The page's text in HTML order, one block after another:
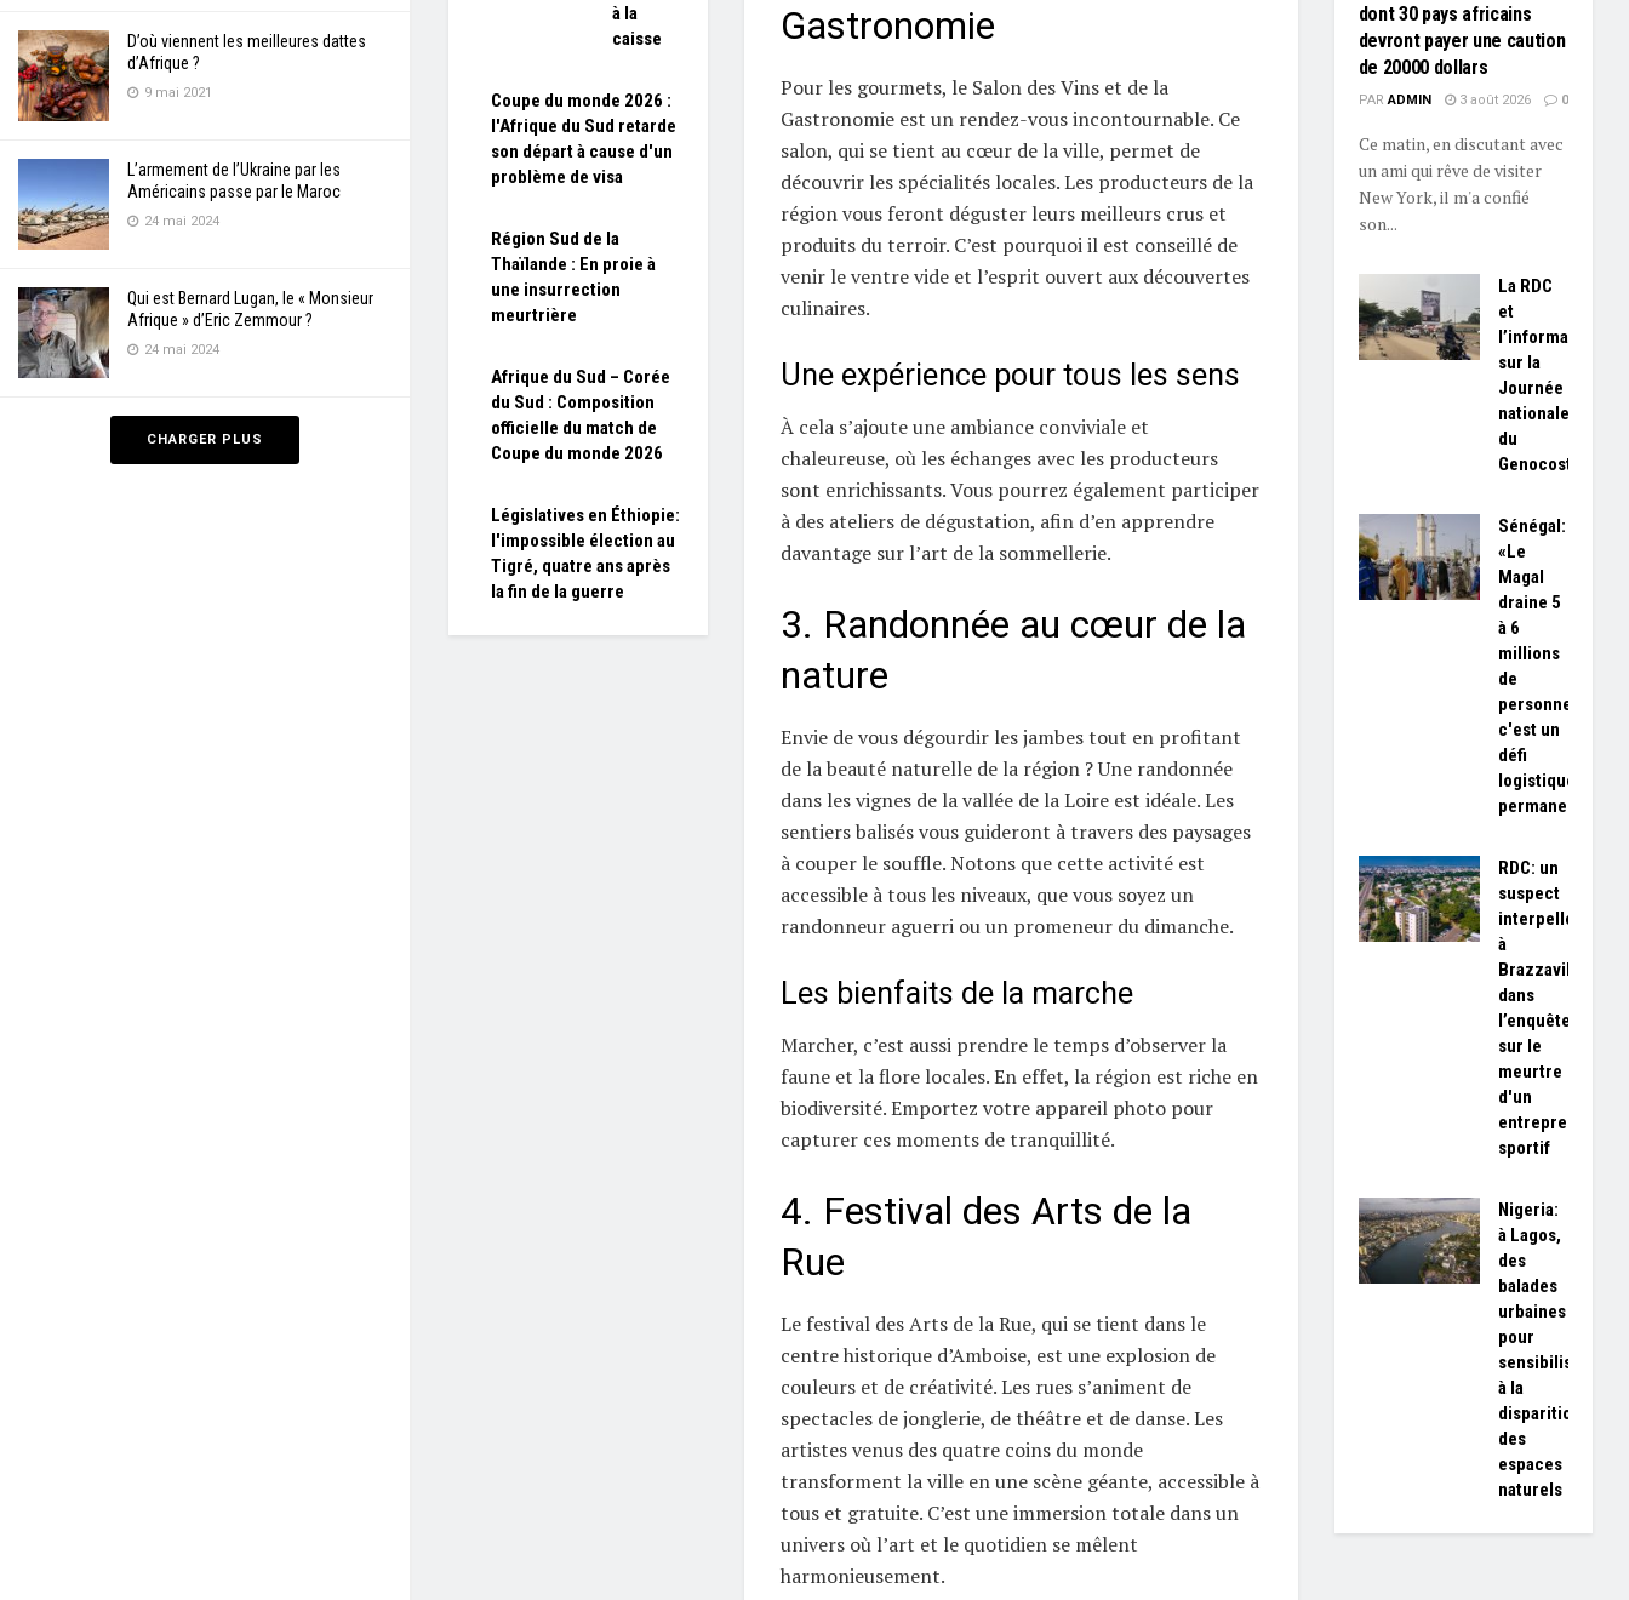
D’où viennent les meilleures dattes
d’Afrique ?
9 mai 2021
L’armement de l’Ukraine par les
Américains passe par le Maroc
24 mai 2024
Qui est Bernard Lugan, le « Monsieur
Afrique » d’Eric Zemmour ?
24 mai 2024
CHARGER PLUS
Gastronomie
Pour les gourmets, le Salon des Vins et de la
Gastronomie est un rendez-vous incontournable. Ce
salon, qui se tient au cœur de la ville, permet de
découvrir les spécialités locales. Les producteurs de la
région vous feront déguster leurs meilleurs crus et
produits du terroir. C’est pourquoi il est conseillé de
venir le ventre vide et l’esprit ouvert aux découvertes
culinaires.
Une expérience pour tous les sens
À cela s’ajoute une ambiance conviviale et
chaleureuse, où les échanges avec les producteurs
sont enrichissants. Vous pourrez également participer
à des ateliers de dégustation, afin d’en apprendre
davantage sur l’art de la sommellerie.
3. Randonnée au cœur de la
nature
Envie de vous dégourdir les jambes tout en profitant
de la beauté naturelle de la région ? Une randonnée
dans les vignes de la vallée de la Loire est idéale. Les
sentiers balisés vous guideront à travers des paysages
à couper le souffle. Notons que cette activité est
accessible à tous les niveaux, que vous soyez un
randonneur aguerri ou un promeneur du dimanche.
Les bienfaits de la marche
Marcher, c’est aussi prendre le temps d’observer la
faune et la flore locales. En effet, la région est riche en
biodiversité. Emportez votre appareil photo pour
capturer ces moments de tranquillité.
4. Festival des Arts de la
Rue
Le festival des Arts de la Rue, qui se tient dans le
centre historique d’Amboise, est une explosion de
couleurs et de créativité. Les rues s’animent de
spectacles de jonglerie, de théâtre et de danse. Les
artistes venus des quatre coins du monde
transforment la ville en une scène géante, accessible à
tous et gratuite. C’est une immersion totale dans un
univers où l’art et le quotidien se mêlent
harmonieusement.
à la
caisse
Coupe du monde 2026 :
l'Afrique du Sud retarde
son départ à cause d'un
problème de visa
Région Sud de la
Thaïlande : En proie à
une insurrection
meurtrière
Afrique du Sud – Corée
du Sud : Composition
officielle du match de
Coupe du monde 2026
Législatives en Éthiopie:
l'impossible élection au
Tigré, quatre ans après
la fin de la guerre
dont 30 pays africains
devront payer une caution
de 20000 dollars
PAR ADMIN 3 août 2026 0
Ce matin, en discutant avec
un ami qui rêve de visiter
New York, il m'a confié
son...
La RDC
et
l’information
sur la
Journée
nationale
du
Genocost
Sénégal:
«Le
Magal
draine 5
à 6
millions
de
personnes,
c'est un
défi
logistique
permanent»
RDC: un
suspect
interpellé
à
Brazzaville
dans
l’enquête
sur le
meurtre
d'un
entrepreneur
sportif
Nigeria:
à Lagos,
des
balades
urbaines
pour
sensibiliser
à la
disparition
des
espaces
naturels